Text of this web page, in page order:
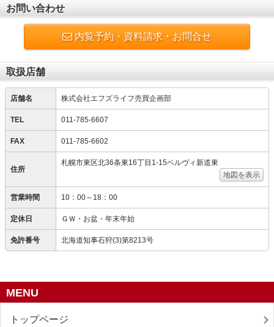
お問い合わせ
内覧予約・資料請求・お問合せ
取扱店舗
店舗名 株式会社エフズライフ売買企画部
TEL 011-785-6607
FAX 011-785-6602
住所
札幌市東区北36条東16丁目1-15ベルヴィ新道東
地図を表示
営業時間 10：00～18：00
定休日 ＧＷ・お盆・年末年始
免許番号 北海道知事石狩(3)第8213号
MENU
トップページ